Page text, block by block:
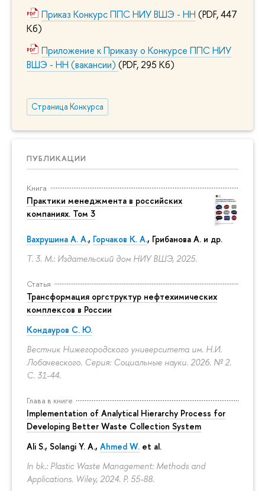
Приказ Конкурс ППС НИУ ВШЭ - НН (PDF, 447
Кб)
Приложение к Приказу о Конкурсе ППС НИУ
ВШЭ - НН (вакансии) (PDF, 295 Кб)
Страница Конкурса
ПУБЛИКАЦИИ
Книга
Практики менеджмента в российских
компаниях. Том 3
Вахрушина А. А., Горчаков К. А., Грибанова А. и др.
Т. 3. М.: Издательский дом НИУ ВШЭ, 2025.
Статья
Трансформация оргструктур нефтехимических
комплексов в России
Кондауров С. Ю.
Вестник Нижегородского университета им. Н.И.
Лобачевского. Серия: Социальные науки. 2026. № 2.
С. 31-44.
Глава в книге
Implementation of Analytical Hierarchy Process for
Developing Better Waste Collection System
Ali S., Solangi Y. A., Ahmed W. et al.
In bk.: Plastic Waste Management: Methods and
Applications. Wiley, 2024. P. 55-88.